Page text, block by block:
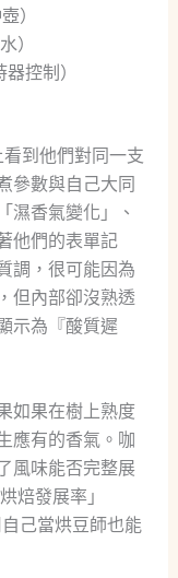
）
）
控制）
到他們對同一支
參數與自己大同
濕香氣變化」、
他們的表單記
調，很可能因為
但內部卻沒熟透
示為『酸質遲
如果在樹上熟度
應有的香氣。咖
風味能否完整展
焙發展率」
己當烘豆師也能